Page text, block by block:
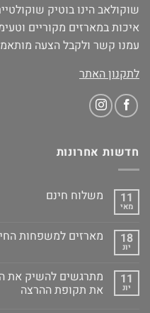
שוקולאב הינו בוטיק
איכות במארזים מקוריים
עמנו קשר ולקבל הצעה
לתקנון האתר
חדשות אחרונות
11
מאי
משלוח חינם
18
יונ
מארזים למשפחות
11
יונ
מתרגשים להשיק את
את תקופת ההרצה